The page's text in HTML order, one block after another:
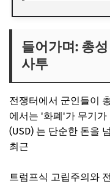
들어가며: 총
사투
전쟁터에서 군인들이
에서는 '화폐'가 무기
(USD) 는 단순한 돈을
최근
트럼프식 고립주의와